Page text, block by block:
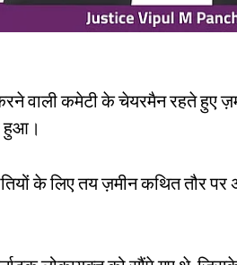
वाली कमेटी के चेयरमैन रहते हुए
हुआ।
के लिए तय ज़मीन कथित तौर पर